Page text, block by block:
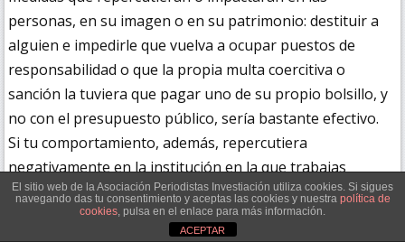
personas, en su imagen o en su patrimonio: destituir a
alguien e impedirle que vuelva a ocupar puestos de
responsabilidad o que la propia multa coercitiva o
sanción la tuviera que pagar uno de su propio bolsillo, y
no con el presupuesto público, sería bastante efectivo.
Si tu comportamiento, además, repercutiera
negativamente en la institución en la que trabajas
comportando, por ejemplo, la pérdida del derecho a
recibir transferencias o subvenciones, otro gallo nos
El sitio web de la Asociación Periodistas Investiación utiliza cookies. Si sigues
navegando das tu consentimiento y aceptas las cookies y nuestra política de
cookies, pulsa en el enlace para más información.
ACEPTAR